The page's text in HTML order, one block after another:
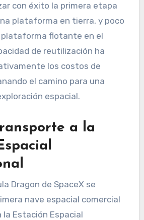
con éxito la primera etapa
plataforma en tierra, y poco
plataforma flotante en el
de reutilización ha
los costos de
el camino para una
espacial.
a la
Dragon de SpaceX se
nave espacial comercial
la Estación Espacial